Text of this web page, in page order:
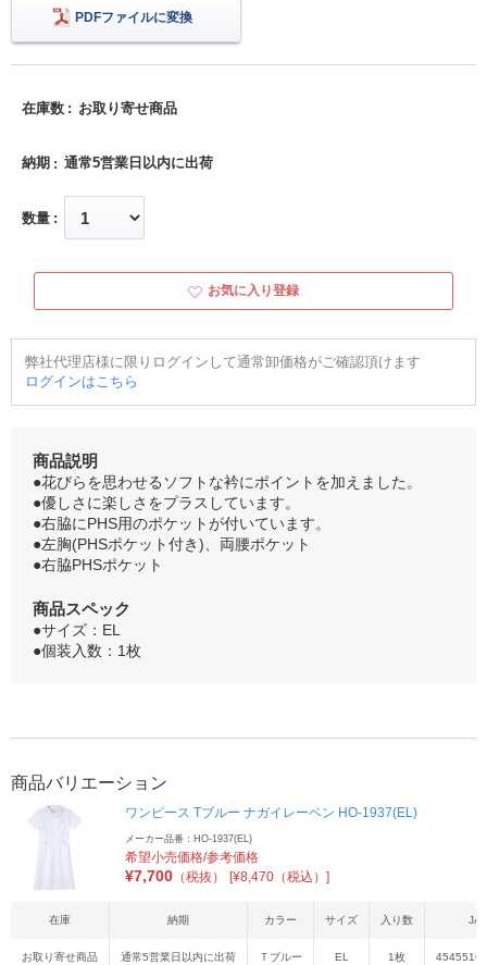
PDFファイルに変換
在庫数 お取り寄せ商品
納期 通常5営業日以内に出荷
数量
お気に入り登録
弊社代理店様に限りログインして通常卸価格がご確認頂けます
ログインはこちら
商品説明
●花びらを思わせるソフトな衿にポイントを加えました。
●優しさに楽しさをプラスしています。
●右脇にPHS用のポケットが付いています。
●左胸(PHSポケット付き)、両腰ポケット
●右脇PHSポケット
商品スペック
●サイズ：EL
●個装入数：1枚
商品バリエーション
ワンピース Tブルー ナガイレーベン HO-1937(EL)
メーカー品番：HO-1937(EL)
希望小売価格/参考価格
¥7,700 （税抜） [¥8,470（税込）]
在庫 納期 カラー サイズ 入り数
お取り寄せ商品 通常5営業日以内に出荷 Ｔブルー EL 1枚